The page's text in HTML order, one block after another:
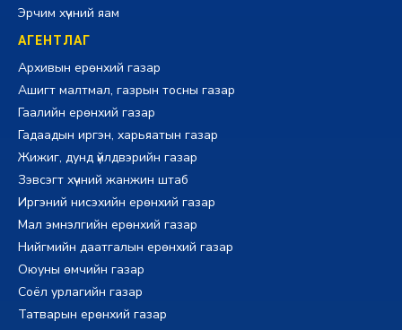
Эрчим хүчний яам
АГЕНТЛАГ
Архивын ерөнхий газар
Ашигт малтмал, газрын тосны газар
Гаалийн ерөнхий газар
Гадаадын иргэн, харьяатын газар
Жижиг, дунд үйлдвэрийн газар
Зэвсэгт хүчний жанжин штаб
Иргэний нисэхийн ерөнхий газар
Мал эмнэлгийн ерөнхий газар
Нийгмийн даатгалын ерөнхий газар
Оюуны өмчийн газар
Соёл урлагийн газар
Татварын ерөнхий газар